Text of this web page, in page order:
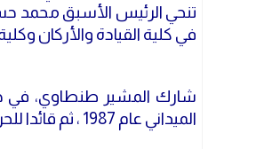
في كلية القيادة والأركان
الميداني عام 1987 ، ثم قائدا للحرس الجمهوري 1988.